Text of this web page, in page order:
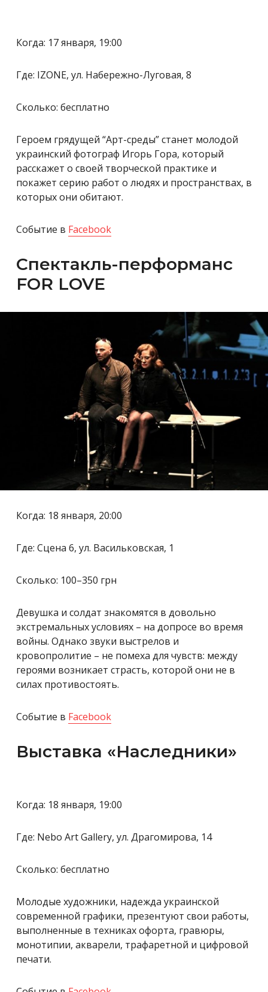
Когда: 17 января, 19:00
Где: IZONE, ул. Набережно-Луговая, 8
Сколько: бесплатно
Героем грядущей “Арт-среды” станет молодой
украинский фотограф Игорь Гора, который
расскажет о своей творческой практике и
покажет серию работ о людях и пространствах, в
которых они обитают.
Событие в Facebook
Спектакль-перформанс
FOR LOVE
Когда: 18 января, 20:00
Где: Сцена 6, ул. Васильковская, 1
Сколько: 100–350 грн
Девушка и солдат знакомятся в довольно
экстремальных условиях – на допросе во время
войны. Однако звуки выстрелов и
кровопролитие – не помеха для чувств: между
героями возникает страсть, которой они не в
силах противостоять.
Событие в Facebook
Выставка «Наследники»
Когда: 18 января, 19:00
Где: Nebo Art Gallery, ул. Драгомирова, 14
Сколько: бесплатно
Молодые художники, надежда украинской
современной графики, презентуют свои работы,
выполненные в техниках офорта, гравюры,
монотипии, акварели, трафаретной и цифровой
печати.